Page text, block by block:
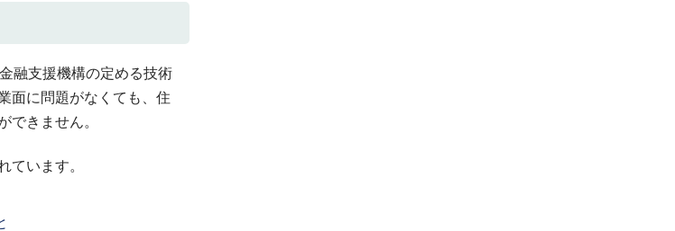
融支援機構の定める技術
面に問題がなくても、住
できません。
ています。